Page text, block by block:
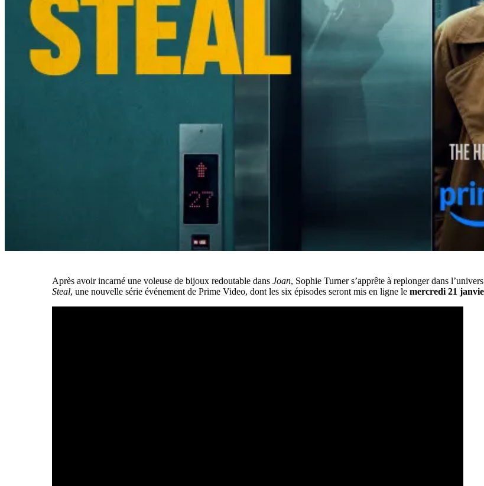
Après avoir incarné une voleuse de bijoux redoutable dans Joan, Sophie Turner s’apprête à replonger dans
Steal, une nouvelle série événement de Prime Video, dont les six épisodes seront mis en ligne le mercredi 21